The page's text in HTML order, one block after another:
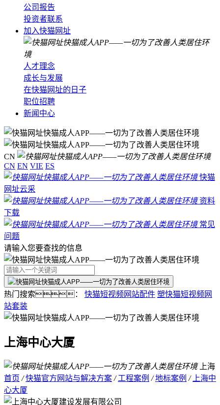
公司报告
投资者联系
加入快猫网址
人才理念
成长与发展
在快猫网址的日子
职位招聘
新闻中心
CN
CN EN VIE ES
快猫
网址云采
资料
下载
常见
问题
请输入您要查找的信息
热门搜索： 快猫短视频网站配件 塑快猫短视频网
站套装
上海中心大厦
上海
首页 / 快猫官方网站与解决方案 / 工程案例 / 地标案例 /
上海中
心大厦